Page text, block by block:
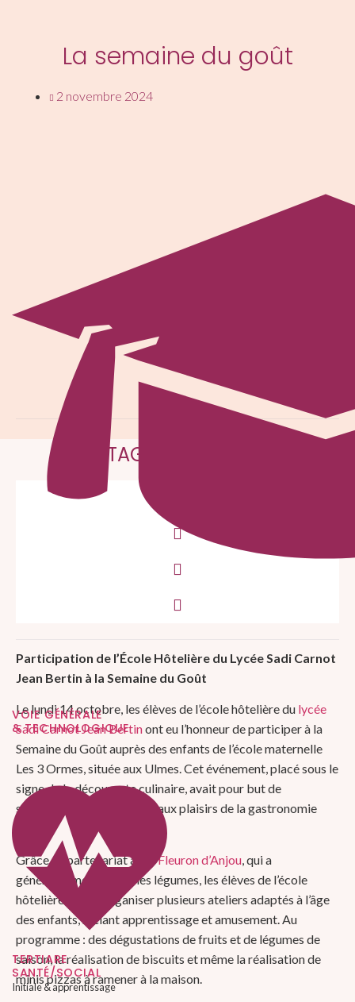
VOIE GÉNÉRALE
& TECHNOLOGIQUE
TERTIARE
SANTÉ/SOCIAL
Initiale & apprentissage
La semaine du goût
2 novembre 2024
PARTAGER CET ARTICLE
Participation de l’École Hôtelière du Lycée Sadi Carnot
Jean Bertin à la Semaine du Goût
Le lundi 14 octobre, les élèves de l’école hôtelière du lycée
Sadi Carnot Jean Bertinont eu l’honneur de participer à la
Semaine du Goût auprès des enfants de l’école maternelle
Les 3 Ormes, située aux Ulmes. Cet événement, placé sous le
signe de la découverte culinaire, avait pour but de
sensibiliser les plus jeunes aux plaisirs de la gastronomie
Grâce au partenariat avecFleuron d’Anjou , qui a
généreusement offert les légumes, les élèves de l’école
hôtelière ont pu organiser plusieurs ateliers adaptés à l’âge
des enfants, mêlant apprentissage et amusement. Au
programme : des dégustations de fruits et de légumes de
saison, la réalisation de biscuits et même la réalisation de
minis pizzas à ramener à la maison.